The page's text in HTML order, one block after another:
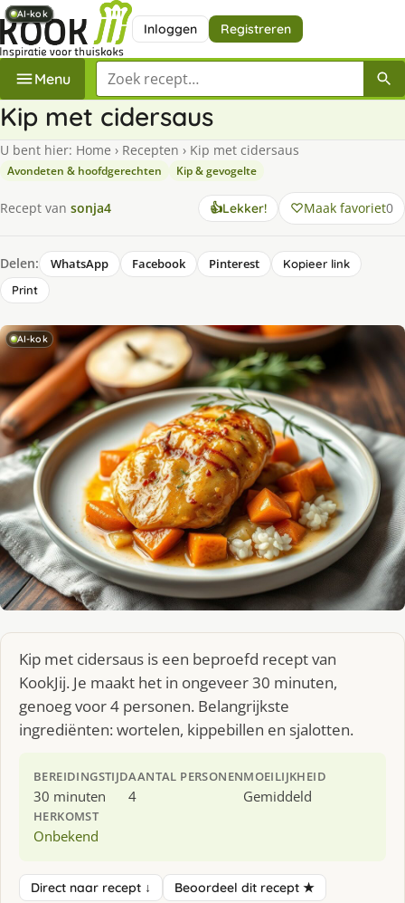
Inloggen Registreren
Menu Zoek een recept
Kip met cidersaus
U bent hier: Home › Recepten › Kip met cidersaus
Avondeten & hoofdgerechten Kip & gevogelte
Recept van sonja4 👍Lekker! Maak favoriet0
Delen: WhatsApp Facebook Pinterest
Kopieer link
Print
AI-kok
Kip met cidersaus is een beproefd recept van
KookJij. Je maakt het in ongeveer 30 minuten,
genoeg voor 4 personen. Belangrijkste
ingrediënten: wortelen, kippebillen en sjalotten.
BEREIDINGSTIJD
30 minuten
AANTAL PERSONEN
4
MOEILIJKHEID
Gemiddeld
HERKOMST
Onbekend
Direct naar recept ↓ Beoordeel dit recept ★
AI-kok
AI-kok
AI-kok
AI-kok
AI-kok
AI-kok
AI-kok